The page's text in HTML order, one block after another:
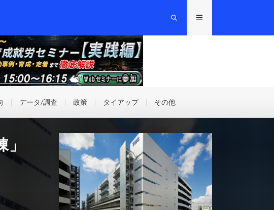
データ/調査 政策 タイアップ その他